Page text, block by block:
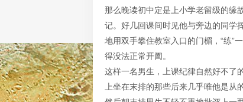
那么晚读初中定是上小学老留级的缘
记。好几回课间时见他与旁边的同学
地用双手攀住教室入口的门楣，“练”
得没法正常开阖。
这样一名男生，上课纪律自然好不了
上坐在末排的那些后来几乎唯他是